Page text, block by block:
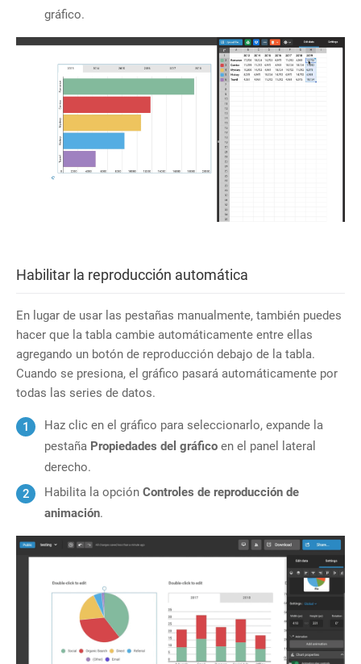
gráfico.
Habilitar la reproducción automática
En lugar de usar las pestañas manualmente, también puedes
hacer que la tabla cambie automáticamente entre ellas
agregando un botón de reproducción debajo de la tabla.
Cuando se presiona, el gráfico pasará automáticamente por
todas las series de datos.
Haz clic en el gráfico para seleccionarlo, expande la
pestaña Propiedades del gráfico en el panel lateral
derecho.
Habilita la opción Controles de reproducción de
animación.